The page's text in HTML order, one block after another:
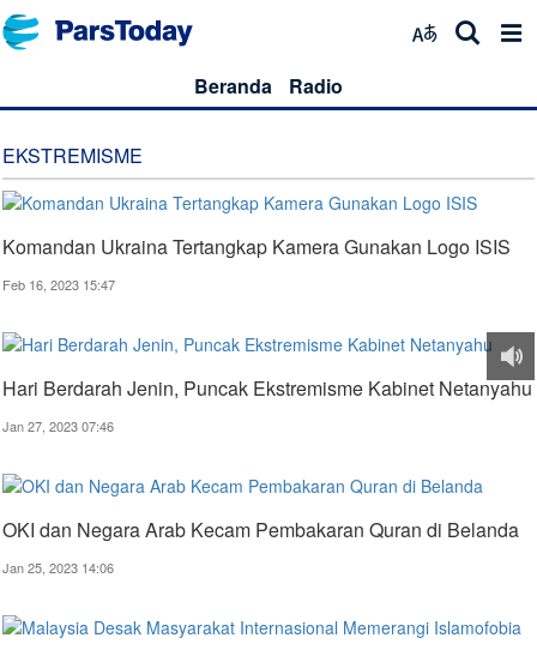
Beranda Radio
EKSTREMISME
Komandan Ukraina Tertangkap Kamera Gunakan Logo ISIS
Feb 16, 2023 15:47
Hari Berdarah Jenin, Puncak Ekstremisme Kabinet Netanyahu
Jan 27, 2023 07:46
OKI dan Negara Arab Kecam Pembakaran Quran di Belanda
Jan 25, 2023 14:06